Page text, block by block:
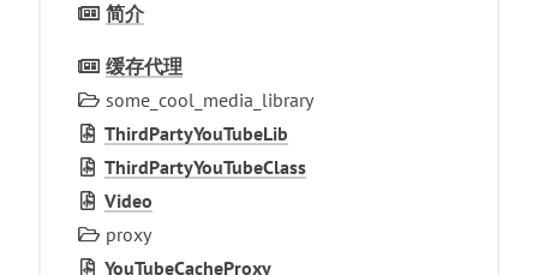
简介
缓存代理
some_cool_media_library
Third­Party­You­Tube­Lib
Third­Party­You­Tube­Class
Video
proxy
You­Tube­Cache­Proxy